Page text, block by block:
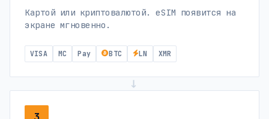
Картой или криптовалютой. eSIM появится на
экране мгновенно.
VISA MC Pay BTC LN XMR
→